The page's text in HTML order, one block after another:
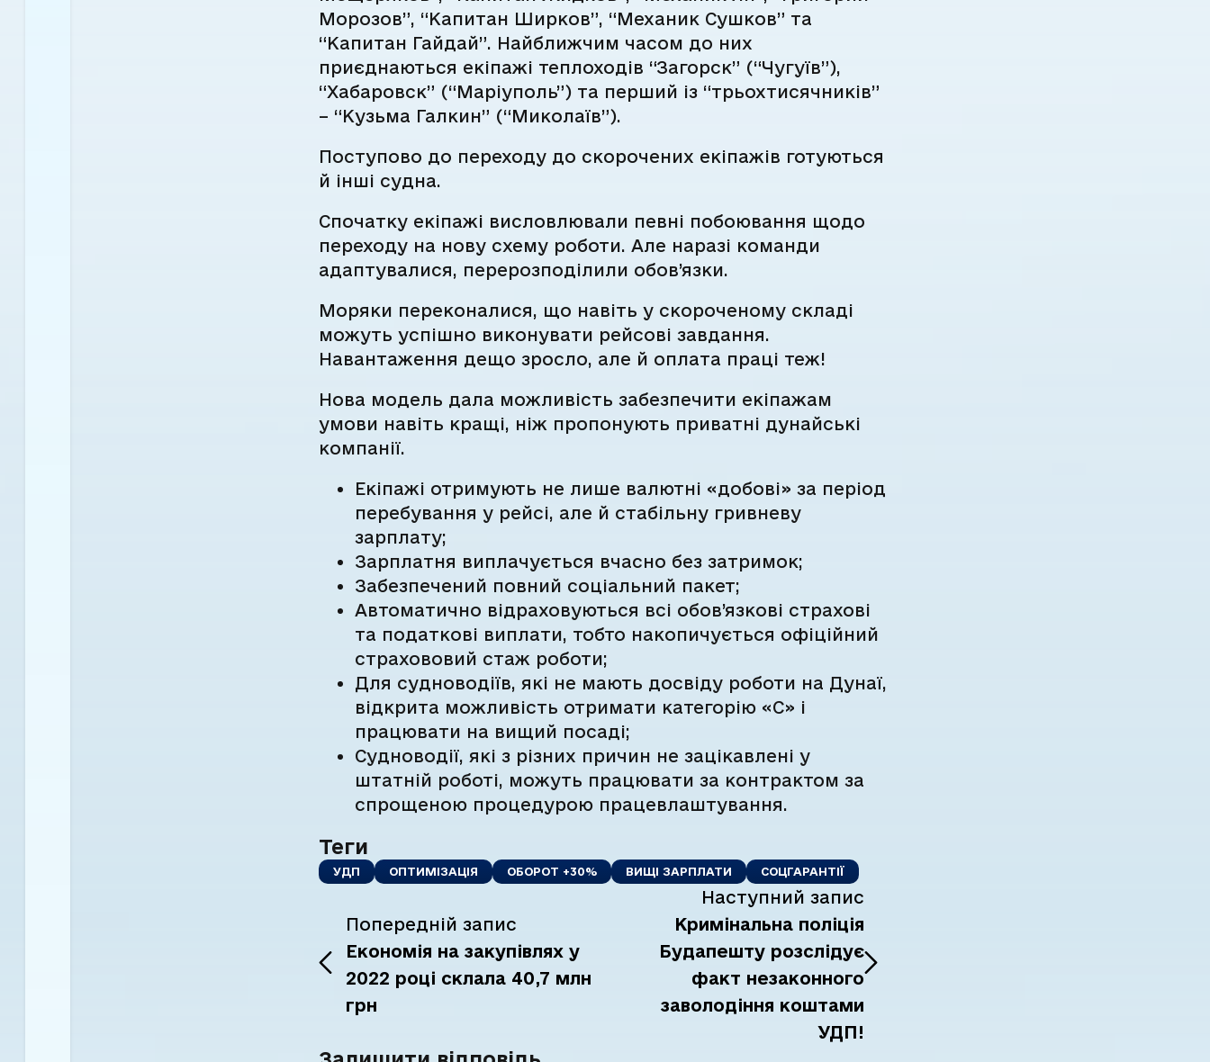
Морозов”, “Капитан Ширков”, “Механик Сушков” та
“Капитан Гайдай”. Найближчим часом до них
приєднаються екіпажі теплоходів “Загорск” (“Чугуїв”),
“Хабаровск” (“Маріуполь”) та перший із “трьохтисячників”
– “Кузьма Галкин” (“Миколаїв”).
Поступово до переходу до скорочених екіпажів готуються
й інші судна.
Спочатку екіпажі висловлювали певні побоювання щодо
переходу на нову схему роботи. Але наразі команди
адаптувалися, перерозподілили обов’язки.
Моряки переконалися, що навіть у скороченому складі
можуть успішно виконувати рейсові завдання.
Навантаження дещо зросло, але й оплата праці теж!
Нова модель дала можливість забезпечити екіпажам
умови навіть кращі, ніж пропонують приватні дунайські
компанії.
Екіпажі отримують не лише валютні «добові» за період
перебування у рейсі, але й стабільну гривневу
зарплату;
Зарплатня виплачується вчасно без затримок;
Забезпечений повний соціальний пакет;
Автоматично відраховуються всі обов’язкові страхові
та податкові виплати, тобто накопичується офіційний
страхововий стаж роботи;
Для судноводіїв, які не мають досвіду роботи на Дунаї,
відкрита можливість отримати категорію «С» і
працювати на вищий посаді;
Судноводії, які з різних причин не зацікавлені у
штатній роботі, можуть працювати за контрактом за
спрощеною процедурою працевлаштування.
Теги
УДП ОПТИМІЗАЦІЯ ОБОРОТ +30% ВИЩІ ЗАРПЛАТИ СОЦГАРАНТІЇ
Попередній запис
Економія на закупівлях у
2022 році склала 40,7 млн
грн
Наступний запис
Кримінальна поліція
Будапешту розслідує
факт незаконного
заволодіння коштами
УДП!